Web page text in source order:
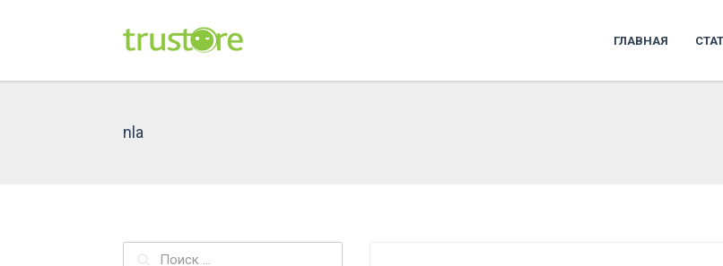
ГЛАВНАЯ
nla